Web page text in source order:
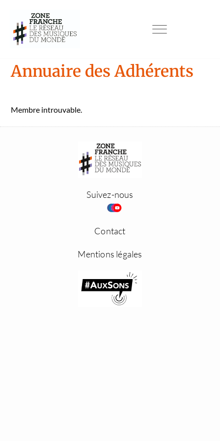
Annuaire des Adhérents
Mem­bre introu­vable.
Suivez-nous
Contact
Mentions légales